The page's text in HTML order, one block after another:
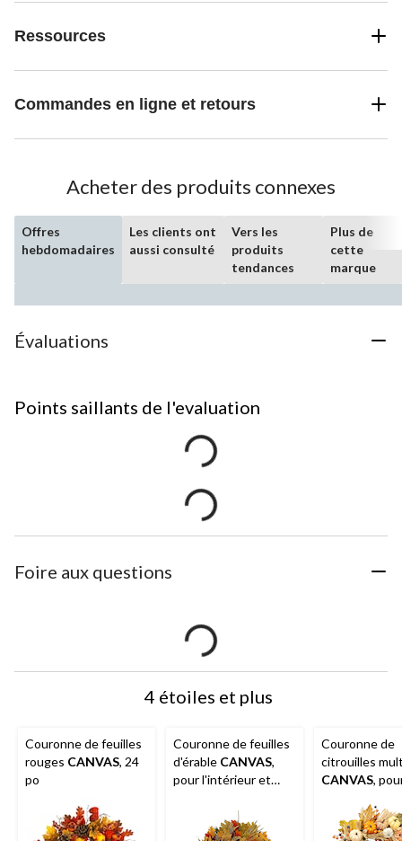
Ressources
Commandes en ligne et retours
Acheter des produits connexes
Offres
hebdomadaires
Les clients ont
aussi consulté
Vers les
produits
tendances
Plus de
cette
marque
Évaluations
Points saillants de l'evaluation
Foire aux questions
4 étoiles et plus
Couronne de feuilles
rouges CANVAS, 24
po
Couronne de feuilles
d'érable CANVAS,
pour l'intérieur et
Couronne de
citrouilles
CANVAS,
l'extérieur, 24